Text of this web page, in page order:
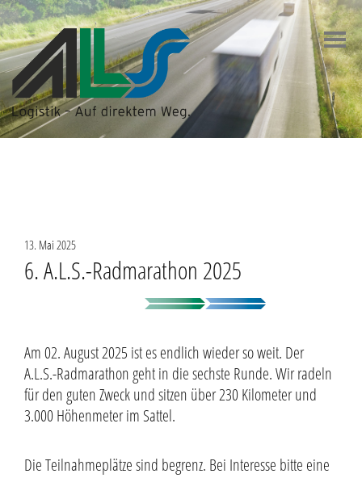
Zum
Inhalt
springen
13. Mai 2025
6. A.L.S.-Radmarathon 2025
Am 02. August 2025 ist es endlich wieder so weit. Der
A.L.S.-Radmarathon geht in die sechste Runde. Wir radeln
für den guten Zweck und sitzen über 230 Kilometer und
3.000 Höhenmeter im Sattel.
Die Teilnahmeplätze sind begrenz. Bei Interesse bitte eine